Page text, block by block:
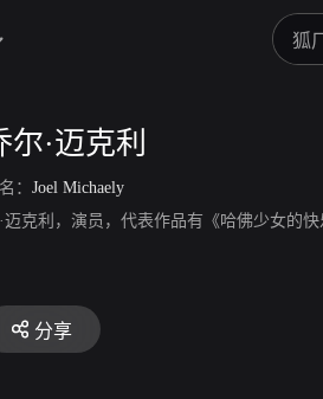
尔·迈克利
： Joel Michaely
迈克利，演员，代表作品有《哈佛少女的快
分享